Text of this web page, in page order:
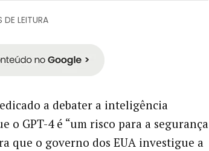
LEITURA
a debater a inteligência
o GPT-4 é “um risco para a segurança
que o governo dos EUA investigue a